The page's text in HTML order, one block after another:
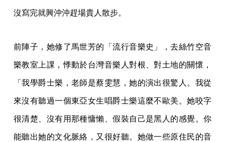
沒寫完就興沖沖趕場貴人散步。
前陣子，她修了馬世芳的「流行音樂史」，去絲竹空音
樂教室上課，悸動於台灣音樂人對根、對土地的關懷，
「我學爵士樂，老師是蔡雯慧，她的演出很驚人。我從
來沒有聽過一個東亞女生唱爵士樂這麼不歐美。她咬字
很清楚、沒有用那種慵懶、假裝自己是黑人的感覺。你
能聽出她的文化脈絡，又很好聽。她做一些原住民的音